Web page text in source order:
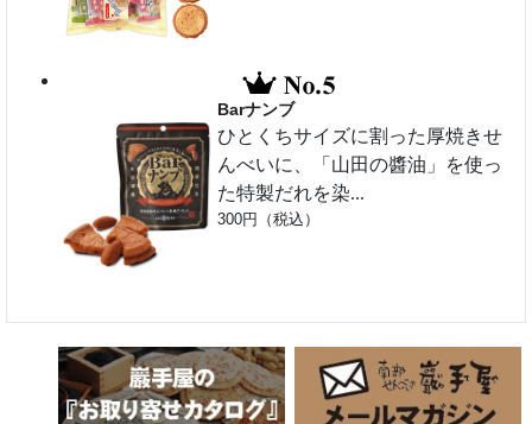
Barナンブ
ひとくちサイズに割った厚焼きせ
んべいに、「山田の醬油」を使っ
た特製だれを染...
300円（税込）